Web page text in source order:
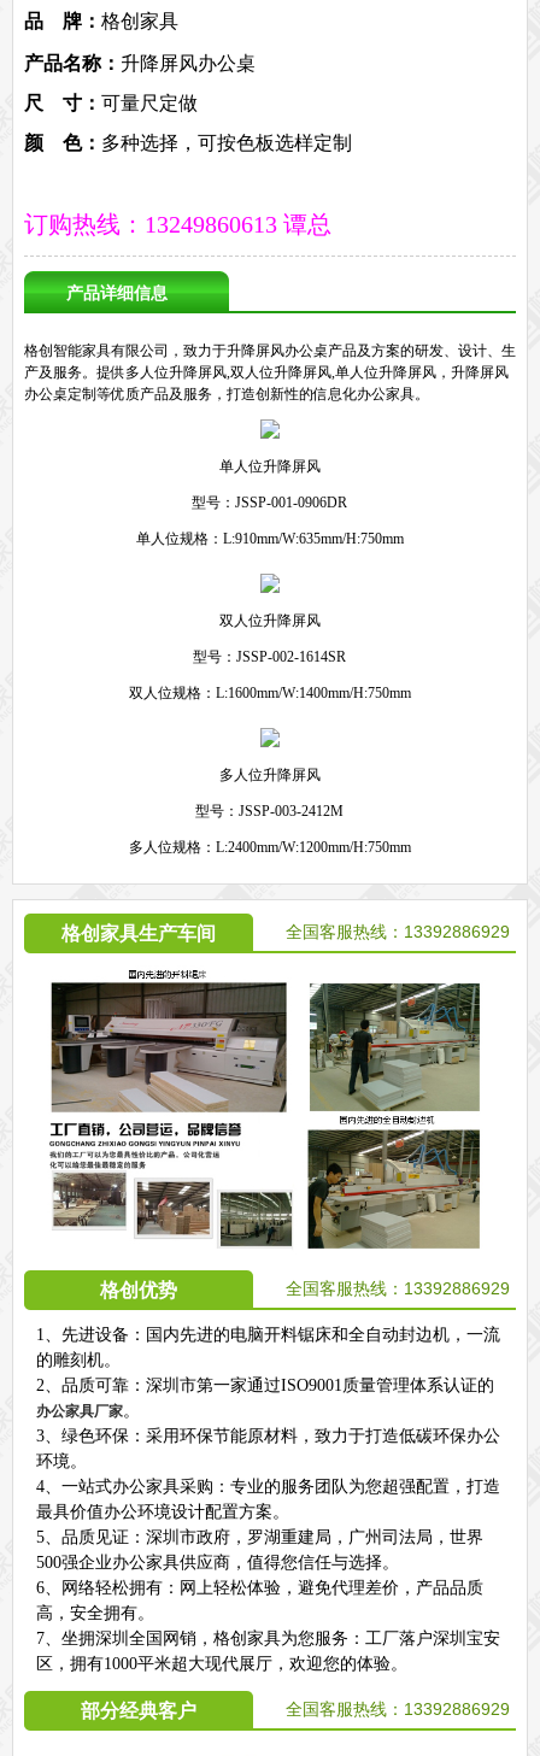
无纸化会议系统案例
办公家具案例
办公家具资讯
走进格创家具
联系北琛深圳办公家具厂
关于北琛品牌办公家具 企业文化
品 牌： 格创家具
产品名称： 升降屏风办公桌
尺 寸： 可量尺定做
颜 色： 多种选择，可按色板选样定制
订购热线：13249860613 谭总
产品详细信息
格创智能家具有限公司，致力于升降屏风办公桌产品及方案的研发、设计、生
产及服务。提供多人位升降屏风,双人位升降屏风,单人位升降屏风，升降屏风
办公桌定制等优质产品及服务，打造创新性的信息化办公家具。
单人位升降屏风
型号：JSSP-001-0906DR
单人位规格：L:910mm/W:635mm/H:750mm
双人位升降屏风
型号：JSSP-002-1614SR
双人位规格：L:1600mm/W:1400mm/H:750mm
多人位升降屏风
型号：JSSP-003-2412M
多人位规格：L:2400mm/W:1200mm/H:750mm
格创家具生产车间 全国客服热线：13392886929
格创优势 全国客服热线：13392886929
1、先进设备：国内先进的电脑开料锯床和全自动封边机，一流
的雕刻机。
2、品质可靠：深圳市第一家通过ISO9001质量管理体系认证的
办公家具厂家。
3、绿色环保：采用环保节能原材料，致力于打造低碳环保办公
环境。
4、一站式办公家具采购：专业的服务团队为您超强配置，打造
最具价值办公环境设计配置方案。
5、品质见证：深圳市政府，罗湖重建局，广州司法局，世界
500强企业办公家具供应商，值得您信任与选择。
6、网络轻松拥有：网上轻松体验，避免代理差价，产品品质
高，安全拥有。
7、坐拥深圳全国网销，格创家具为您服务：工厂落户深圳宝安
区，拥有1000平米超大现代展厅，欢迎您的体验。
部分经典客户 全国客服热线： 13392886929